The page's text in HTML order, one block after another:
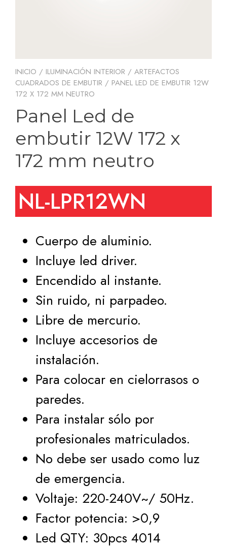
INICIO / ILUMINACIÓN INTERIOR / ARTEFACTOS
CUADRADOS DE EMBUTIR / PANEL LED DE EMBUTIR 12W
172 X 172 MM NEUTRO
Panel Led de
embutir 12W 172 x
172 mm neutro
NL-LPR12WN
Cuerpo de aluminio.
Incluye led driver.
Encendido al instante.
Sin ruido, ni parpadeo.
Libre de mercurio.
Incluye accesorios de
instalación.
Para colocar en cielorrasos o
paredes.
Para instalar sólo por
profesionales matriculados.
No debe ser usado como luz
de emergencia.
Voltaje: 220-240V~/ 50Hz.
Factor potencia: >0,9
Led QTY: 30pcs 4014